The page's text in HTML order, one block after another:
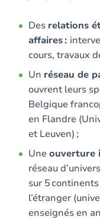
Des relations
affaires :
cours, travaux
Un réseau de
ouvrent leurs
Belgique
en Flandre
et Leuven) ;
Uneouverture
réseau
sur 5
l’étranger
enseignés en